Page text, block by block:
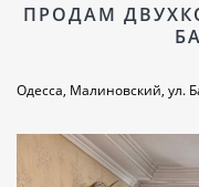
ПРОДАМ
Одесса, Малиновский, ул.